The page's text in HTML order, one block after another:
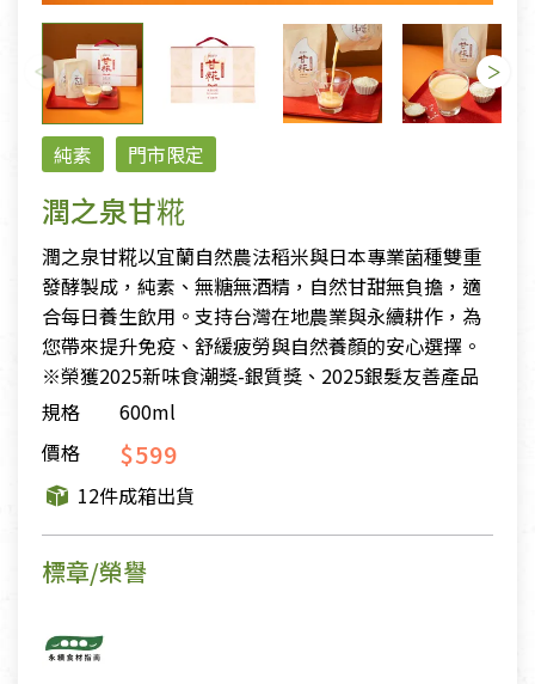
純素 門市限定
潤之泉甘糀
潤之泉甘糀以宜蘭自然農法稻米與日本專業菌種雙重
發酵製成，純素、無糖無酒精，自然甘甜無負擔，適
合每日養生飲用。支持台灣在地農業與永續耕作，為
您帶來提升免疫、舒緩疲勞與自然養顏的安心選擇。
※榮獲2025新味食潮獎-銀質獎、2025銀髮友善產品
規格
600ml
價格
$599
12件成箱出貨
標章/榮譽